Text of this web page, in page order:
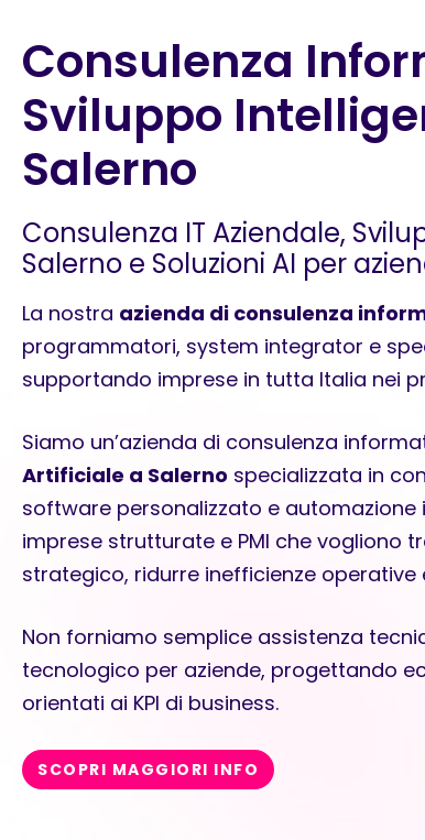
Consulenza
Sviluppo
Salerno
Consulenza IT Aziendale,
Salerno e Soluzioni AI per
La nostra azienda di consulenza
programmatori, system integrator e
supportando imprese in tutta Italia nei
Siamo un’azienda di consulenza
Artificiale a Salerno specializzata in
software personalizzato e
imprese strutturate e PMI che vogliono
strategico, ridurre inefficienze
Non forniamo semplice assistenza
tecnologico per aziende, progettando
orientati ai KPI di business.
SCOPRI MAGGIORI INFO